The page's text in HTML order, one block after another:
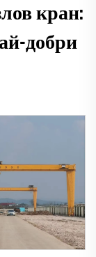
кран:
добри